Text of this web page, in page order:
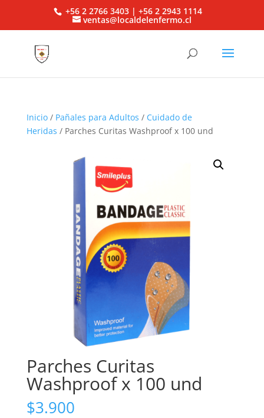
+56 2 2766 3403 | +56 2 2943 1114
ventas@localdelenfermo.cl
Inicio/ Pañales para Adultos / Cuidado de
Heridas / Parches Curitas Washproof x 100 und
Parches Curitas
Washproof x 100 und
$3.900